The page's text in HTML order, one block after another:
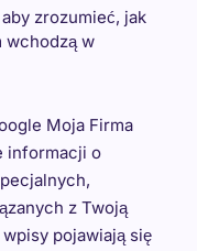
zrozumieć, jak
wchodzą w
Moja Firma
informacji o
z Twoją
wpisy pojawiają się